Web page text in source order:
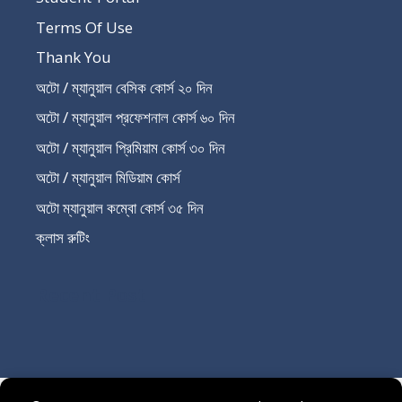
Terms Of Use
Thank You
অটো / ম্যানুয়াল বেসিক কোর্স ২০ দিন
অটো / ম্যানুয়াল প্রফেশনাল কোর্স ৬০ দিন
অটো / ম্যানুয়াল প্রিমিয়াম কোর্স ৩০ দিন
অটো / ম্যানুয়াল মিডিয়াম কোর্স
অটো ম্যানুয়াল কম্বো কোর্স ৩৫ দিন
ক্লাস রুটিং